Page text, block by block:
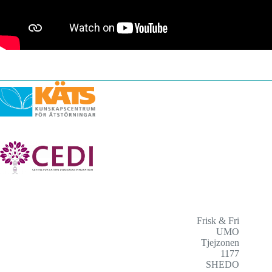
Frisk & Fri
UMO
Tjejzonen
1177
SHEDO